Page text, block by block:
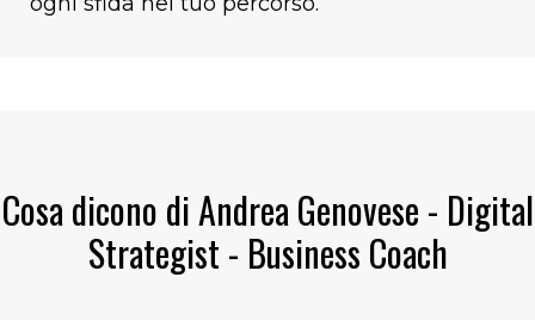
Cosa dicono di Andrea Genovese - Digital
Strategist - Business Coach